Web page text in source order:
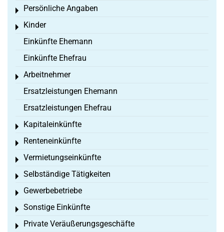
Persönliche Angaben
Toggle menu
Kinder
Toggle menu
Einkünfte Ehemann
Einkünfte Ehefrau
Arbeitnehmer
Toggle menu
Ersatzleistungen Ehemann
Ersatzleistungen Ehefrau
Kapitaleinkünfte
Toggle menu
Renteneinkünfte
Toggle menu
Vermietungseinkünfte
Toggle menu
Selbständige Tätigkeiten
Toggle menu
Gewerbebetriebe
Toggle menu
Sonstige Einkünfte
Toggle menu
Private Veräußerungsgeschäfte
Toggle menu